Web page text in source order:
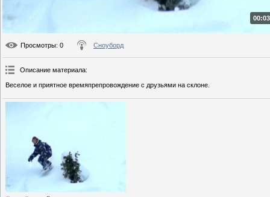
Просмотры: 0 Сноуборд
Описание материала:
Веселое и приятное времяпрепровождение с друзьями на склоне.